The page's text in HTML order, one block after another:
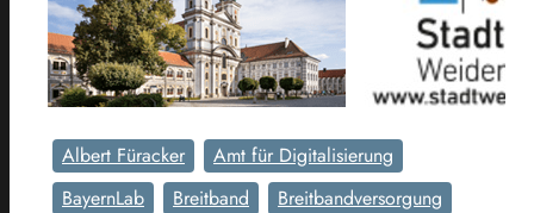
Albert Füracker
Amt für Digitalisierung
BayernLab
Breitband
Breitbandversorgung